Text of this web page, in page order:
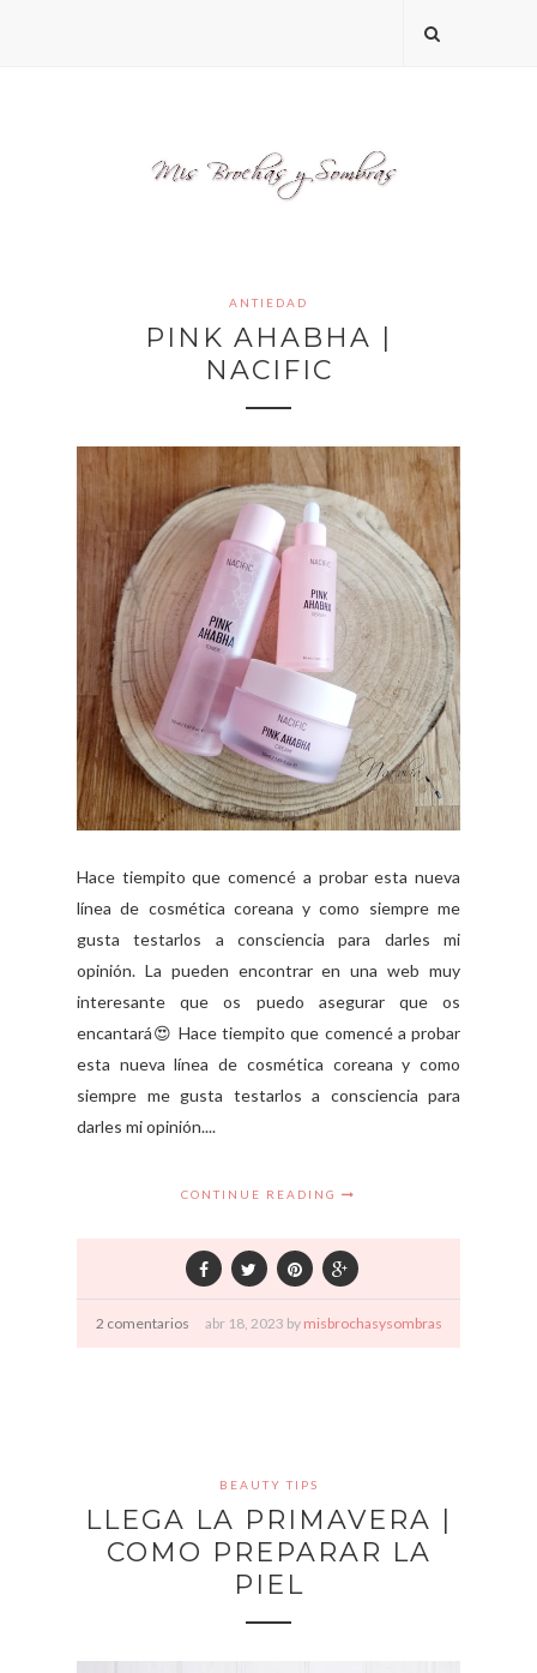
ANTIEDAD
PINK AHABHA |
NACIFIC
Hace tiempito que comencé a probar esta nueva
línea de cosmética coreana y como siempre me
gusta testarlos a consciencia para darles mi
opinión. La pueden encontrar en una web muy
interesante que os puedo asegurar que os
encantará😍 Hace tiempito que comencé a probar
esta nueva línea de cosmética coreana y como
siempre me gusta testarlos a consciencia para
darles mi opinión....
CONTINUE READING
2 comentarios abr 18, 2023 by misbrochasysombras
BEAUTY TIPS
LLEGA LA PRIMAVERA |
COMO PREPARAR LA
PIEL